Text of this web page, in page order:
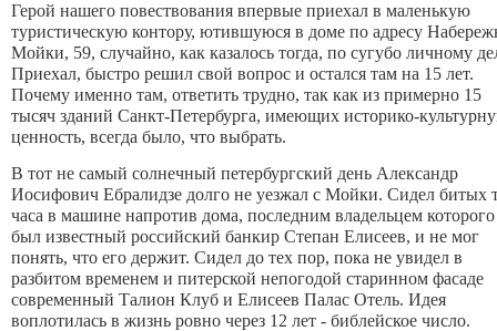
Герой нашего повествования впервые приехал в маленькую
туристическую контору, ютившуюся в доме по адресу
Мойки, 59, случайно, как казалось тогда, по сугубо личному
Приехал, быстро решил свой вопрос и остался там на 15 лет.
Почему именно там, ответить трудно, так как из примерно 15
тысяч зданий Санкт-Петербурга, имеющих историко-
ценность, всегда было, что выбрать.
В тот не самый солнечный петербургский день Александр
Иосифович Ебралидзе долго не уезжал с Мойки. Сидел битых
часа в машине напротив дома, последним владельцем которого
был известный российский банкир Степан Елисеев, и не мог
понять, что его держит. Сидел до тех пор, пока не увидел в
разбитом временем и питерской непогодой старинном фасаде
современный Талион Клуб и Елисеев Палас Отель. Идея
воплотилась в жизнь ровно через 12 лет - библейское число.